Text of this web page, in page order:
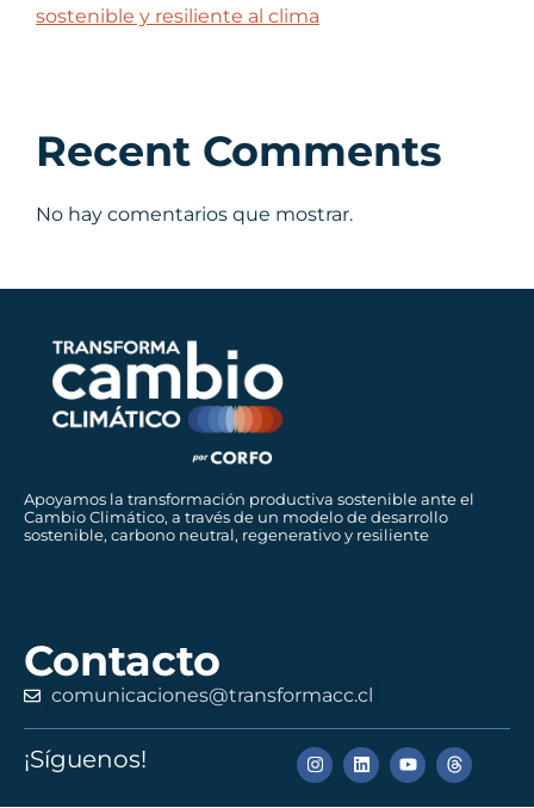
sostenible y resiliente al clima
Recent Comments
No hay comentarios que mostrar.
Apoyamos la transformación productiva sostenible ante el
Cambio Climático, a través de un modelo de desarrollo
sostenible, carbono neutral, regenerativo y resiliente
Contacto
comunicaciones@transformacc.cl
¡Síguenos!